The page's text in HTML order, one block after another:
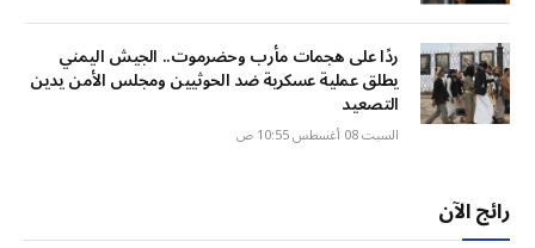
ردًا على هجمات مأرب وحضرموت.. الجيش اليمني
يطلق عملية عسكرية ضد الحوثيين ومجلس الأمن يدين
التصعيد
السبت 08 أغسطس 10:55 ص
رائج الآن